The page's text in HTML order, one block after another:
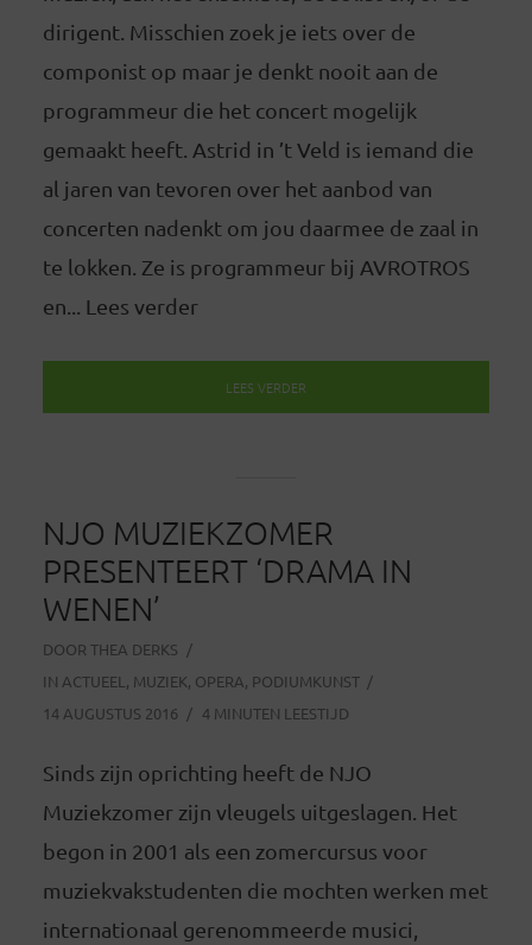
dirigent. Misschien zoek je iets over de
componist op maar je denkt nooit aan de
programmeur die het concert mogelijk
gemaakt heeft. Astrid in ’t Veld is iemand die
al jaren van tevoren over het aanbod van
concerten nadenkt om jou daarmee de zaal in
te lokken. Ze is programmeur bij AVROTROS
en... Lees verder
LEES VERDER
NJO MUZIEKZOMER
PRESENTEERT ‘DRAMA IN
WENEN’
DOOR THEA DERKS
IN ACTUEEL , MUZIEK, OPERA, PODIUMKUNST
14 AUGUSTUS 2016
4 MINUTEN LEESTIJD
Sinds zijn oprichting heeft de NJO
Muziekzomer zijn vleugels uitgeslagen. Het
begon in 2001 als een zomercursus voor
muziekvakstudenten die mochten werken met
internationaal gerenommeerde musici,